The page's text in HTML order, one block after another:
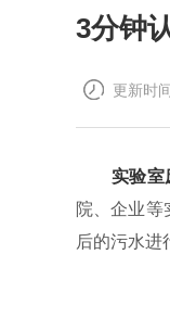
3分钟
更新时
实验室
院、企业
后的污水进